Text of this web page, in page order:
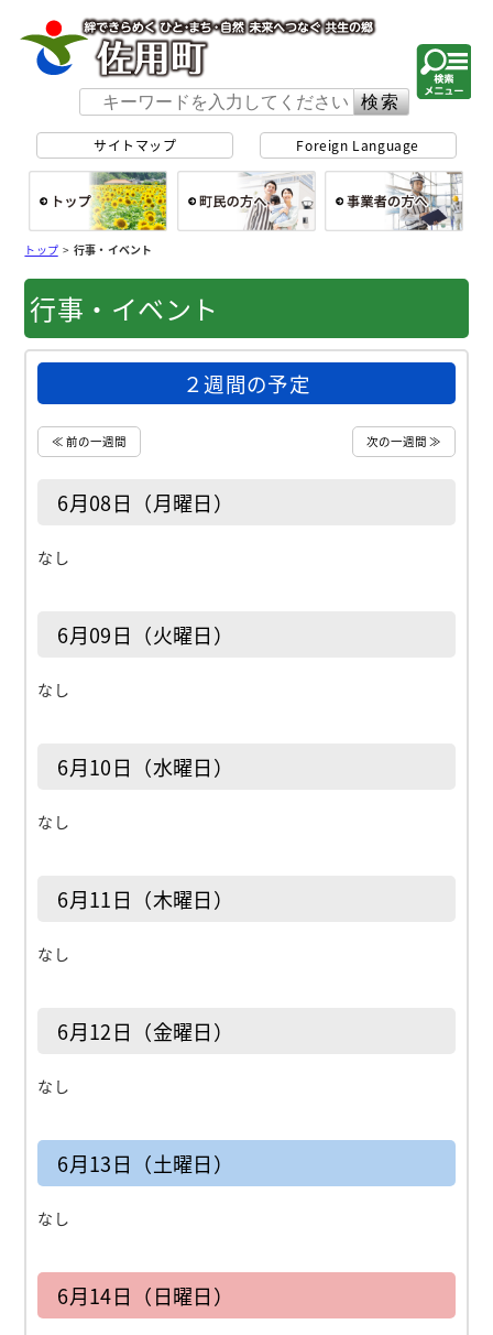
サイトマップ Foreign Language
トップ>行事・イベント
行事・イベント
２週間の予定
≪ 前の一週間 次の一週間 ≫
6月08日（月曜日）
なし
6月09日（火曜日）
なし
6月10日（水曜日）
なし
6月11日（木曜日）
なし
6月12日（金曜日）
なし
6月13日（土曜日）
なし
6月14日（日曜日）